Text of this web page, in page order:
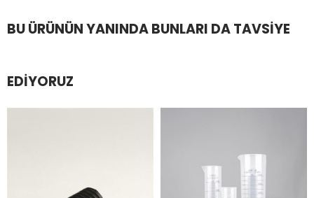
BU ÜRÜNÜN YANINDA BUNLARI DA TAVSIYE
EDIYORUZ